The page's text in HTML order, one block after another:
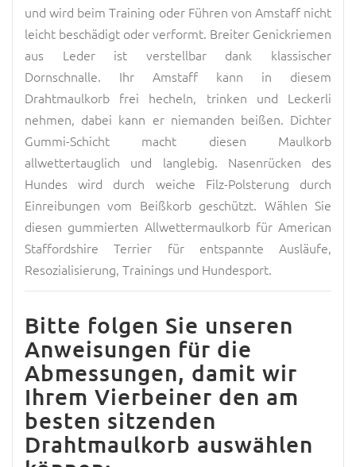
und wird beim Training oder Führen von Amstaff nicht
leicht beschädigt oder verformt. Breiter Genickriemen
aus Leder ist verstellbar dank klassischer
Dornschnalle. Ihr Amstaff kann in diesem
Drahtmaulkorb frei hecheln, trinken und Leckerli
nehmen, dabei kann er niemanden beißen. Dichter
Gummi-Schicht macht diesen Maulkorb
allwettertauglich und langlebig. Nasenrücken des
Hundes wird durch weiche Filz-Polsterung durch
Einreibungen vom Beißkorb geschützt. Wählen Sie
diesen gummierten Allwettermaulkorb für American
Staffordshire Terrier für entspannte Ausläufe,
Resozialisierung, Trainings und Hundesport.
Bitte folgen Sie unseren
Anweisungen für die
Abmessungen, damit wir
Ihrem Vierbeiner den am
besten sitzenden
Drahtmaulkorb auswählen